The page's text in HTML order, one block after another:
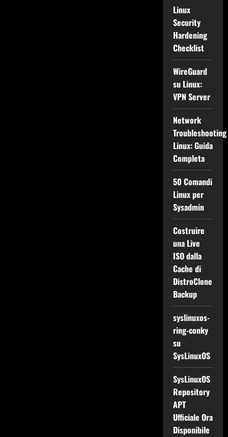
Linux
Security
Hardening
Checklist
WireGuard
su Linux:
VPN Server
Network
Troubleshooting
Linux: Guida
Completa
50 Comandi
Linux per
Sysadmin
Costruire
una Live
ISO dalla
Cache di
DistroClone
Backup
syslinuxos-
ring-conky
su
SysLinuxOS
SysLinuxOS
Repository
APT
Ufficiale Ora
Disponibile